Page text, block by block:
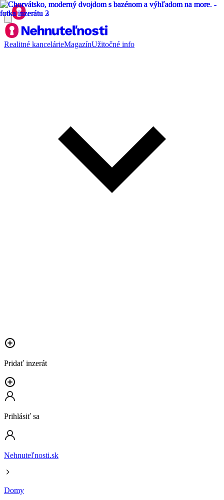
Realitné kancelárieMagazínUžitočné info
Pridať inzerát
Prihlásiť sa
Nehnuteľnosti.sk
Domy